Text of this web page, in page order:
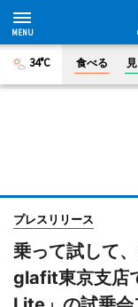
34°C 食べる
プレスリリース
乗って試して
glafit東京支店